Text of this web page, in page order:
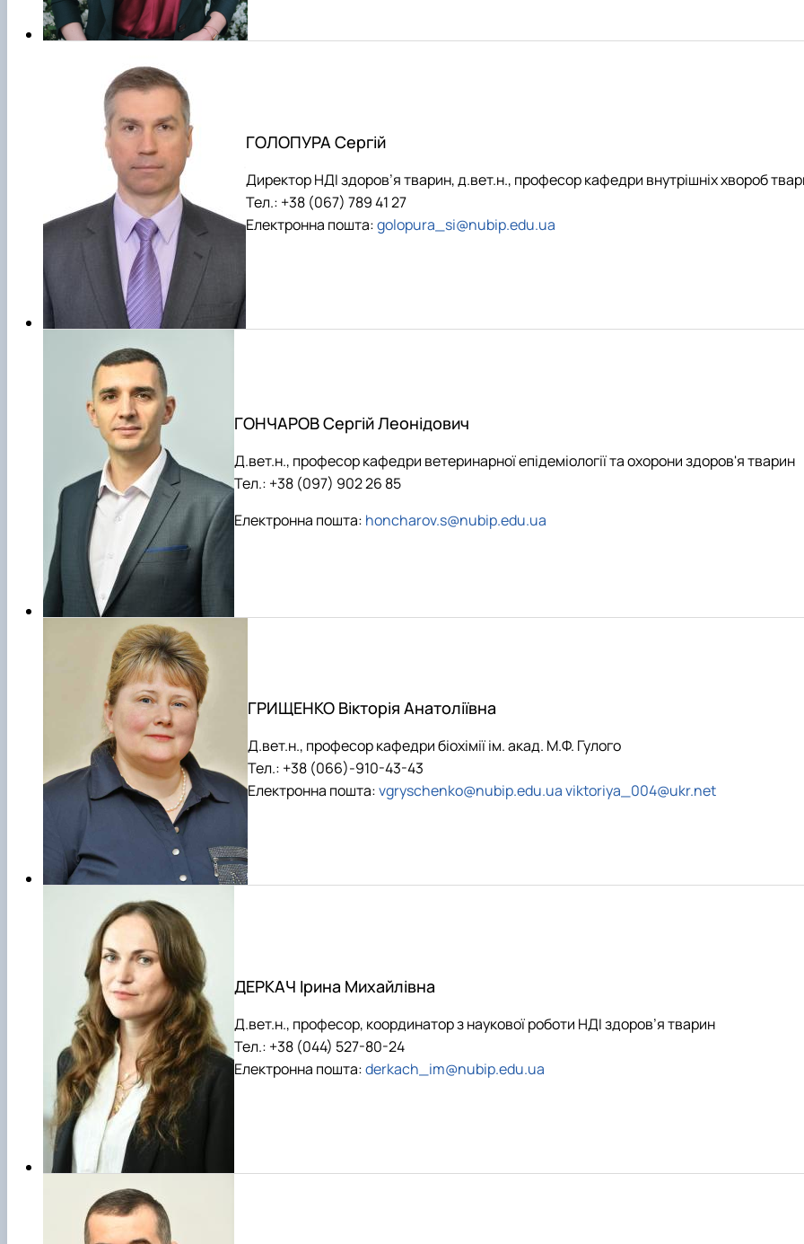
ГОЛОПУРА Сергій
Директор НДІ здоров’я тварин, д.вет.н., професор кафедри внутрішніх хвороб
Тел.: +38 (067) 789 41 27
Електронна пошта:golopura_si@nubip.edu.ua
ГОНЧАРОВ Сергій Леонідович
Д.вет.н., професор кафедри ветеринарної епідеміології та охорони здоров'я тварин
Тел.: +38 (097) 902 26 85
Електронна пошта: honcharov.s@nubip.edu.ua
ГРИЩЕНКО Вікторія Анатоліївна
Д.вет.н., професор кафедри біохімії ім. акад. М.Ф. Гулого
Тел.: +38 (066)-910-43-43
Електронна пошта:vgryschenko@nubip.edu.uaviktoriya_004@ukr.net
ДЕРКАЧ Ірина Михайлівна
Д.вет.н., професор, координатор з наукової роботи НДІ здоров’я тварин
Тел.: +38 (044) 527-80-24
Електронна пошта:derkach_im@nubip.edu.ua